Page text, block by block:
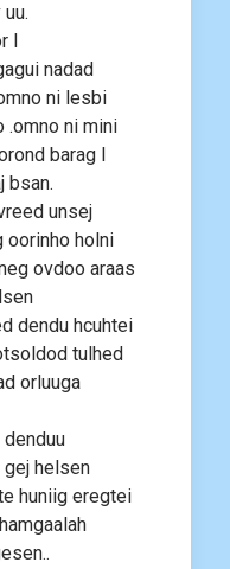
l
nadad
ni lesbi
.omno ni mini
barag l
bsan.
unsej
oorinho holni
ovdoo araas
dendu hcuhtei
tulhed
orluuga
denduu
helsen
huniig eregtei